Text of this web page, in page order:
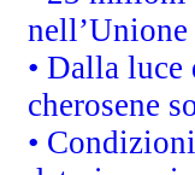
nell’Unione
• Dalla
cherosene
•